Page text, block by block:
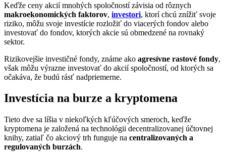
Keďže ceny akcií mnohých spoločností závisia od rôznych
makroekonomických faktorov, investori, ktorí chcú znížiť svoje
riziko, môžu svoje investície rozložiť do viacerých fondov alebo
investovať do fondov, ktorých akcie sú obmedzené na rovnaký
sektor.
Rizikovejšie investičné fondy, známe ako agresívne rastové fondy,
však môžu výrazne investovať do akcií spoločností, od ktorých sa
očakáva, že budú rásť nadpriemerne.
Investícia na burze a kryptomena
Tieto dve sa líšia v niekoľkých kľúčových smeroch, keďže
kryptomena je založená na technológii decentralizovanej účtovnej
knihy, zatiaľ čo akciový trh funguje na centralizovaných a
regulovaných burzách.